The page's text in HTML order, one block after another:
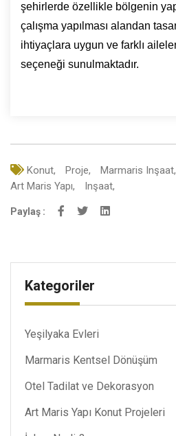
şehirlerde özellikle bölgenin
çalışma yapılması alandan
ihtiyaçlara uygun ve farklı
seçeneği sunulmaktadır.
Konut, Proje, Marmaris Inşaat,
Art Maris Yapı,
Inşaat,
Paylaş :
Kategoriler
Yeşilyaka Evleri
Marmaris Kentsel Dönüşüm
Otel Tadilat ve Dekorasyon
Art Maris Yapı Konut Projeleri